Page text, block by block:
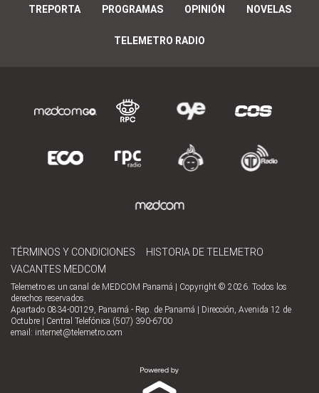
TREPORTA PROGRAMAS OPINIÓN NOVELAS
TELEMETRO RADIO
TÉRMINOS Y CONDICIONES
HISTORIA DE TELEMETRO
VACANTES MEDCOM
Telemetro es un canal de MEDCOM Panamá | Copyright © 2026. Todos los
derechos reservados.
Apartado 0834-00129, Panamá - Rep. de Panamá | Dirección, Avenida 12 de
Octubre | Central Telefónica (507) 390-6700
email: internet@telemetro.com